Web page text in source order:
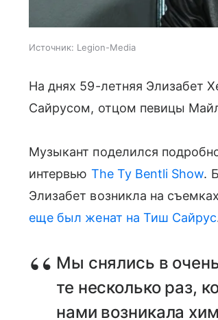
Источник: Legion-Media
На днях 59-летняя Элизабет
Сайрусом, отцом певицы
Музыкант поделился
интервью The Ty Bentli Show.
Элизабет возникла на
еще был женат на Тиш Сайрус
Мы снялись в
те несколько раз,
нами возникала